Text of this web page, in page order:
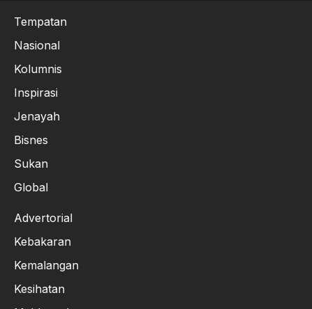
Tempatan
Nasional
Kolumnis
Inspirasi
Jenayah
Bisnes
Sukan
Global
Advertorial
Kebakaran
Kemalangan
Kesihatan